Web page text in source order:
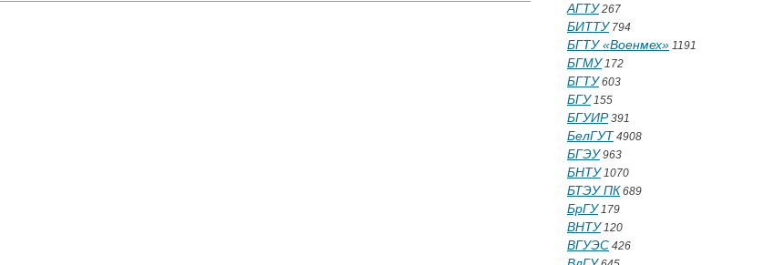
АГТУ267
БИТТУ794
БГТУ «Военмех» 1191
БГМУ172
БГТУ603
БГУ155
БГУИР391
БелГУТ 4908
БГЭУ963
БНТУ1070
БТЭУ ПК 689
БрГУ179
ВНТУ120
ВГУЭС 426